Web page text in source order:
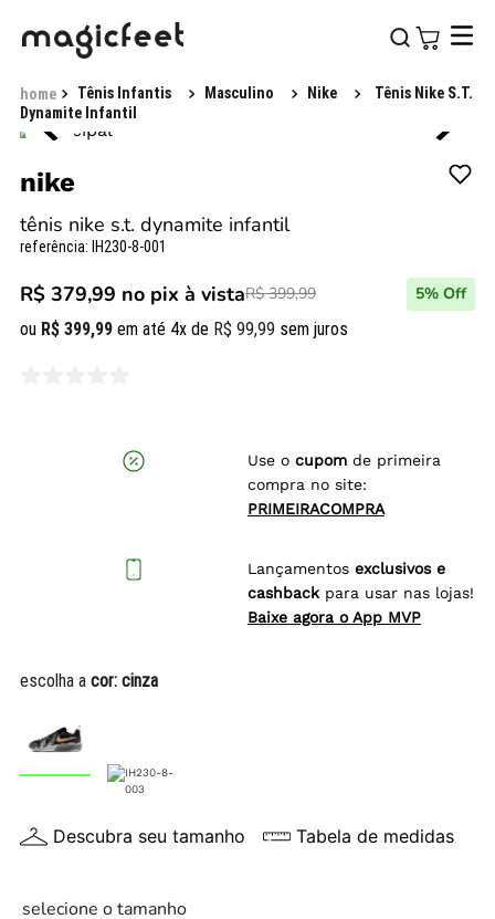
Tênis Infantis Masculino Nike
Tênis Nike S.T.
Dynamite Infantil
nike
tênis nike s.t. dynamite infantil
referência: IH230-8-001
R$ 379,99 no pix à vistaR$ 399,99 5% Off
ou R$ 399,99 em até 4x de R$ 99,99 sem juros
Use o cupom de primeira
compra no site:
PRIMEIRACOMPRA
Lançamentos exclusivos e
cashback para usar nas lojas!
Baixe agora o App MVP
escolha a cor: cinza
Descubra seu tamanho Tabela de medidas
selecione o tamanho